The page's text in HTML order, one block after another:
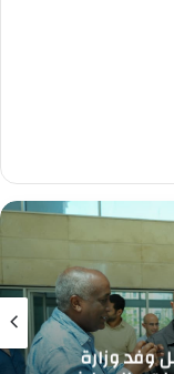
وفد وزارة